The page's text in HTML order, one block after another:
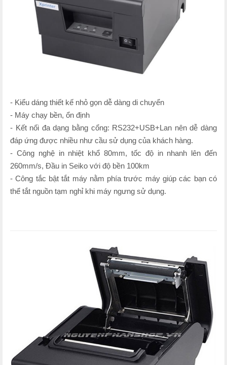
- Kiểu dáng thiết kế nhỏ gọn dễ dàng di chuyển
- Máy chạy bền, ổn định
- Kết nối đa dạng bằng cổng: RS232+USB+Lan nên dễ dàng
đáp ứng được nhiều như cầu sử dụng của khách hàng.
- Công nghệ in nhiệt khổ 80mm, tốc độ in nhanh lên đến
260mm/s, Đầu in Seiko với độ bền 100km
- Công tắc bật tắt máy nằm phía trước máy giúp các bạn có
thể tắt nguồn tạm nghỉ khi máy ngưng sử dụng.